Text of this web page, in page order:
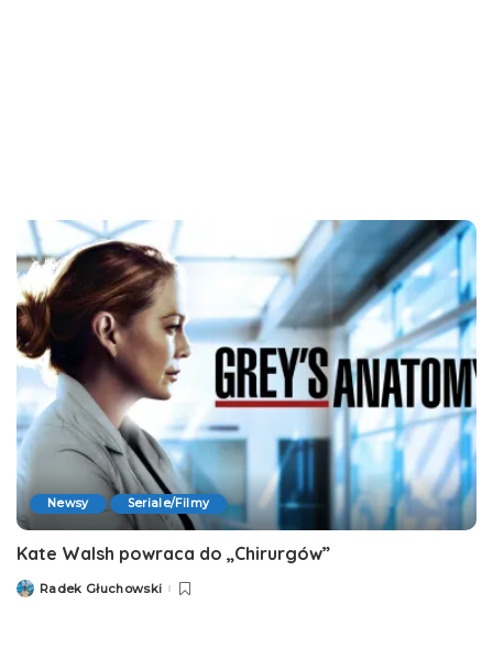
Newsy Seriale/Filmy
Kate Walsh powraca do „Chirurgów”
PostedRadek Głuchowski